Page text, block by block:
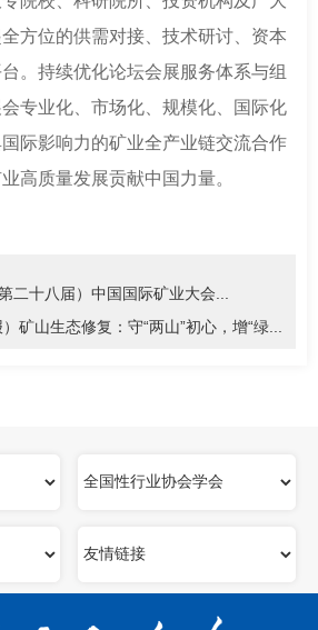
方位的供需对接、技术研讨、资本
。持续优化论坛会展服务体系与组
专业化、市场化、规模化、国际化
际影响力的矿业全产业链交流合作
高质量发展贡献中国力量。
二十八届）中国国际矿业大会...
）矿山生态修复：守“两山”初心，增“绿...